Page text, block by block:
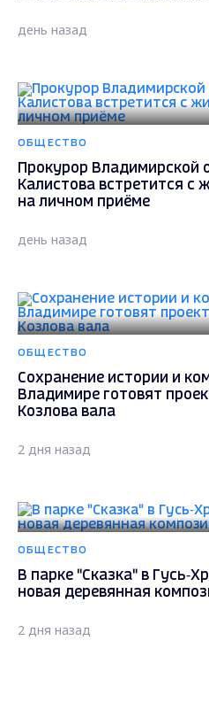
день назад
ОБЩЕСТВО
Прокурор Владимирской
Калистова встретится с
на личном приёме
день назад
ОБЩЕСТВО
Сохранение истории и
Владимире готовят
Козлова вала
2 дня назад
ОБЩЕСТВО
В парке "Сказка" в
новая деревянная
2 дня назад